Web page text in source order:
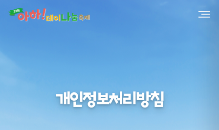
개인정보처리방침